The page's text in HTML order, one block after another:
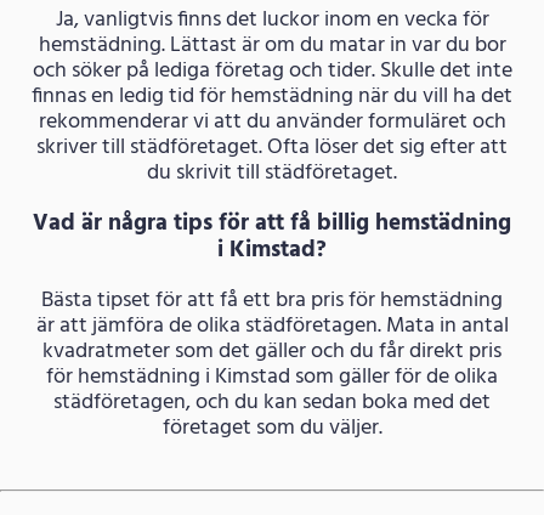
Ja, vanligtvis finns det luckor inom en vecka för
hemstädning. Lättast är om du matar in var du bor
och söker på lediga företag och tider. Skulle det inte
finnas en ledig tid för hemstädning när du vill ha det
rekommenderar vi att du använder formuläret och
skriver till städföretaget. Ofta löser det sig efter att
du skrivit till städföretaget.
Vad är några tips för att få billig hemstädning
i Kimstad?
Bästa tipset för att få ett bra pris för hemstädning
är att jämföra de olika städföretagen. Mata in antal
kvadratmeter som det gäller och du får direkt pris
för hemstädning i Kimstad som gäller för de olika
städföretagen, och du kan sedan boka med det
företaget som du väljer.